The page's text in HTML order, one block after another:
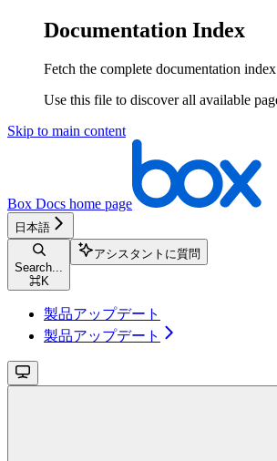
Documentation Index
Fetch the complete documentation
Use this file to discover all available
Skip to main content
Box Docs home page
日本語
Search...
⌘K
アシスタントに質問
製品アップデート
製品アップデート